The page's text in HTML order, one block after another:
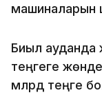
машиналарын
Биыл ауданда
теңгеге
млрд теңге